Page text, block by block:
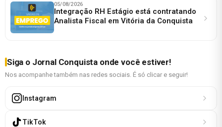
05/08/2026
Integração RH Estágio está contratando
Analista Fiscal em Vitória da Conquista
Siga o Jornal Conquista onde você estiver!
Nos acompanhe também nas redes sociais. É só clicar e seguir!
Instagram
TikTok